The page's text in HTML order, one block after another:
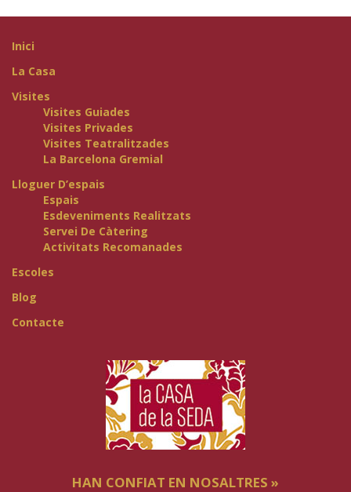
Inici
La Casa
Visites
Visites Guiades
Visites Privades
Visites Teatralitzades
La Barcelona Gremial
Lloguer D’espais
Espais
Esdeveniments Realitzats
Servei De Càtering
Activitats Recomanades
Escoles
Blog
Contacte
HAN CONFIAT EN NOSALTRES »